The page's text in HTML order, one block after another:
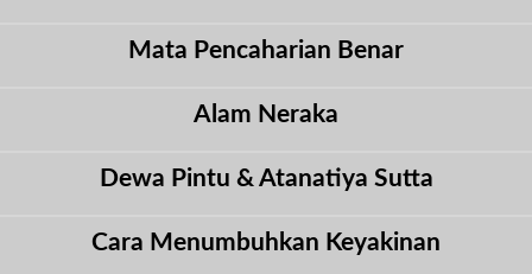
Mata Pencaharian Benar
Alam Neraka
Dewa Pintu & Atanatiya Sutta
Cara Menumbuhkan Keyakinan